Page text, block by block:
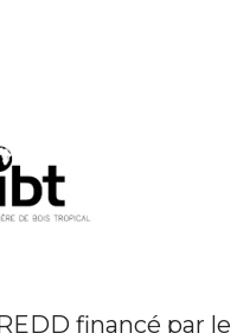
financé par le